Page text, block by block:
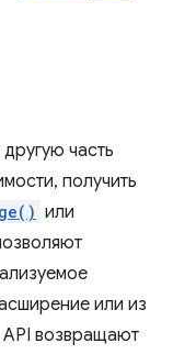
часть
получить
или
или из
возвращают